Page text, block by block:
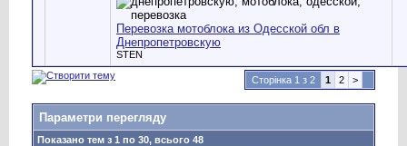
Перевозка мотоблока из Одесской обл в
Днепропетровскую
STEN
Сторінка 1 з 2 1 2 >
Параметри перегляду
Показано тем з 1 по 30, всього 48